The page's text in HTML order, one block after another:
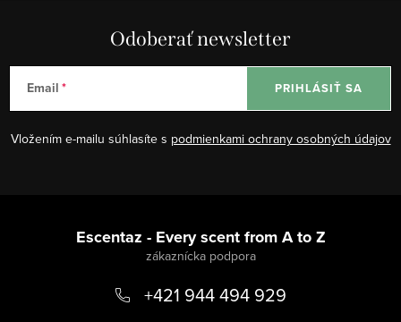
Odoberať newsletter
Email
Vložením e-mailu súhlasíte s podmienkami ochrany osobných údajov
PRIHLÁSIŤ SA
Escentaz - Every scent from A to Z
+421 944 494 929